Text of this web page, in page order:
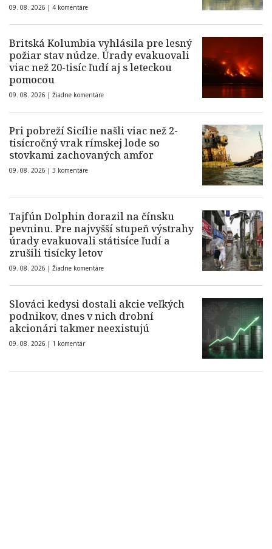
09. 08. 2026 | 4 komentáre
Britská Kolumbia vyhlásila pre lesný
požiar stav núdze. Úrady evakuovali
viac než 20-tisíc ľudí aj s leteckou
pomocou
09. 08. 2026 | Žiadne komentáre
Pri pobreží Sicílie našli viac než 2-
tisícročný vrak rímskej lode so
stovkami zachovaných amfor
09. 08. 2026 | 3 komentáre
Tajfún Dolphin dorazil na čínsku
pevninu. Pre najvyšší stupeň výstrahy
úrady evakuovali státisíce ľudí a
zrušili tisícky letov
09. 08. 2026 | Žiadne komentáre
Slováci kedysi dostali akcie veľkých
podnikov, dnes v nich drobní
akcionári takmer neexistujú
09. 08. 2026 | 1 komentár